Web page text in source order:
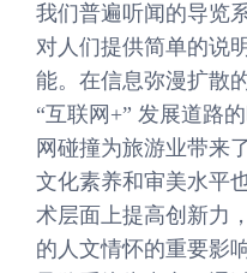
我们普遍听闻的导览
对人们提供简单的说
能。在信息弥漫扩散
“互联网+” 发展道路
网碰撞为旅游业带来
文化素养和审美水平
术层面上提高创新力
的人文情怀的重要影